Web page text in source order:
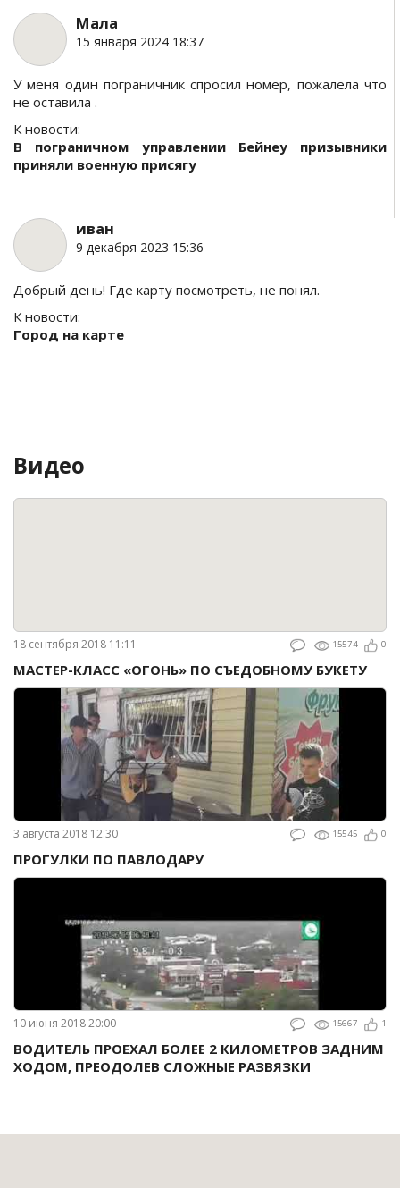
Мала
15 января 2024 18:37
У меня один пограничник спросил номер, пожалела что
не оставила .
К новости:
В пограничном управлении Бейнеу призывники
приняли военную присягу
иван
9 декабря 2023 15:36
Добрый день! Где карту посмотреть, не понял.
К новости:
Город на карте
Видео
18 сентября 2018 11:11 15574 0
МАСТЕР-КЛАСС «ОГОНЬ» ПО СЪЕДОБНОМУ БУКЕТУ
3 августа 2018 12:30 15545 0
ПРОГУЛКИ ПО ПАВЛОДАРУ
10 июня 2018 20:00 15667 1
ВОДИТЕЛЬ ПРОЕХАЛ БОЛЕЕ 2 КИЛОМЕТРОВ ЗАДНИМ
ХОДОМ, ПРЕОДОЛЕВ СЛОЖНЫЕ РАЗВЯЗКИ